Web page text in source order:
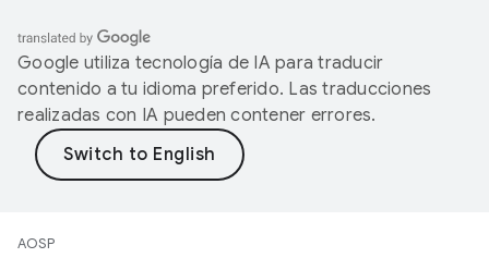
Google utiliza tecnología de IA para traducir
contenido a tu idioma preferido. Las traducciones
realizadas con IA pueden contener errores.
AOSP